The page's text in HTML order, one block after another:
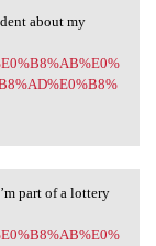
about my
part of a lottery